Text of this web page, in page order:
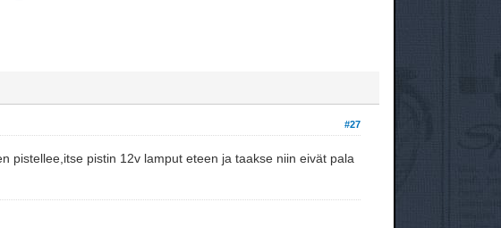
#27
pistellee,itse pistin 12v lamput eteen ja taakse niin eivät pala